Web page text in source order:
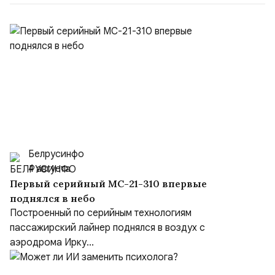
Белрусинфо
4 августа
Первый серийный МС-21-310 впервые
поднялся в небо
Построенный по серийным технологиям
пассажирский лайнер поднялся в воздух с
аэродрома Ирку...